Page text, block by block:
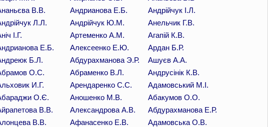
В.В.
Андрианова Е.Б.
Андрійчук І.Л.
Л.Л.
Андрійчук Ю.М.
Анельчик Г.В.
І.Г.
Артеменко А.М.
Агапій К.В.
Е.Б.
Алексеенко Е.Ю.
Ардан Б.Р.
Б.Л.
Абдурахманова Э.Р.
Ашуєв А.А.
О.С.
Абраменко В.Л.
Андрусінік К.В.
И.Г.
Арендаренко С.С.
Адамовський М.І.
О.Є.
Аношенко М.В.
Абакумов О.О.
В.В.
Александрова А.В.
Абдурахманова Е.Р.
В.В.
Афанасенко Е.В.
Адамовська О.В.